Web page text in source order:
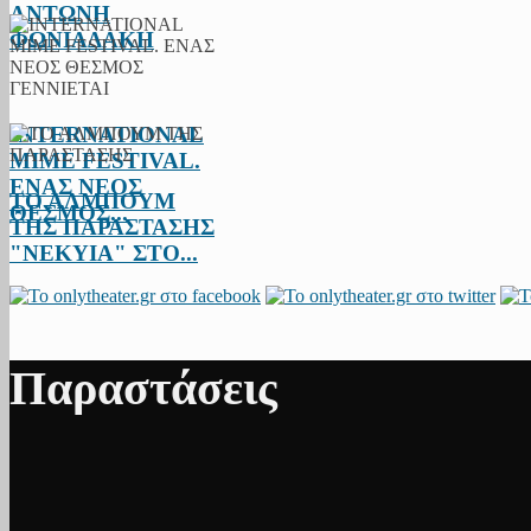
ΑΝΤΩΝΗ
ΦΩΝΙΑΔΑΚΗ
INTERNATIONAL
MIME FESTIVAL.
ΕΝΑΣ ΝΕΟΣ
ΘΕΣΜΟΣ...
ΤΟ ΑΛΜΠΟΥΜ
ΤΗΣ ΠΑΡΑΣΤΑΣΗΣ
"ΝΕΚΥΙΑ" ΣΤΟ...
Παραστάσεις